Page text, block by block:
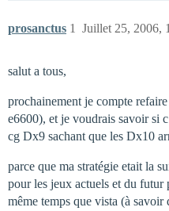
prosanctus Juillet 25, 2006,
1
salut a tous,
prochainement je compte
e6600), et je voudrais savoir si
cg Dx9 sachant que les Dx10
parce que ma stratégie etait la
pour les jeux actuels et du futur
même temps que vista (à